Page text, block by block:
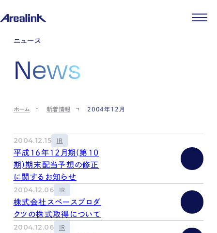
企業情報
企業理念
会社概要
コーポレートガバナンス
ストレージ事業
パートナー制度
土地権利整備事業
IR情報
IRカレンダー
IRポリシー
ストレージ室数実績
IRライブラリ
株式・株主情報
個人投資家の皆様へ
よくある質問・用語集
IRメール登録
免責事項
ニュース
商品情報
先輩社員インタビュー
中途採用
採用エントリー
お問い合わせ
kur
asul
土地活用
サイト
エリアリンクグループ ジャパントランクル
ニュース
News
ホーム 新着情報 2004年12月
2004.12.15 IR
平成16年12月期(第10
期)期末配当予想の修正
に関するお知らせ
2004.12.06 IR
株式会社スペースプロダ
クツの株式取得について
2004.12.06 IR